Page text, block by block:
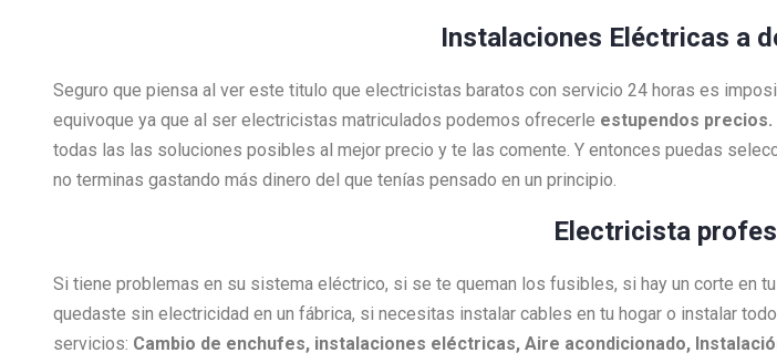
Instalaciones Eléctricas a
Seguro que piensa al ver este titulo que electricistas baratos con servicio 24 horas es
equivoque ya que al ser electricistas matriculados podemos ofrecerle estupendos precios.
todas las las soluciones posibles al mejor precio y te las comente. Y entonces puedas
no terminas gastando más dinero del que tenías pensado en un principio.
Electricista
Si tiene problemas en su sistema eléctrico, si se te queman los fusibles, si hay un corte en
quedaste sin electricidad en un fábrica, si necesitas instalar cables en tu hogar o instalar
servicios: Cambio de enchufes, instalaciones eléctricas, Aire acondicionado,